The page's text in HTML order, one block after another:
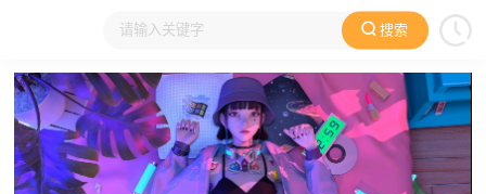
搜索
大家在看 日本动漫 国产动漫 欧美动漫 动漫电影